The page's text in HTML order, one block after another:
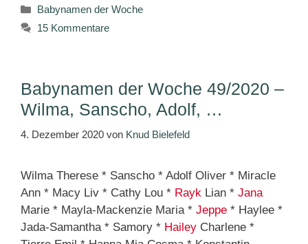
Kategorien
Babynamen der Woche
15 Kommentare
Babynamen der Woche 49/2020 –
Wilma, Sanscho, Adolf, …
4. Dezember 2020 von Knud Bielefeld
Wilma Therese * Sanscho * Adolf Oliver * Miracle
Ann * Macy Liv * Cathy Lou * Rayk Lian * Jana
Marie * Mayla-Mackenzie Maria * Jeppe * Haylee *
Jada-Samantha * Samory * Hailey Charlene *